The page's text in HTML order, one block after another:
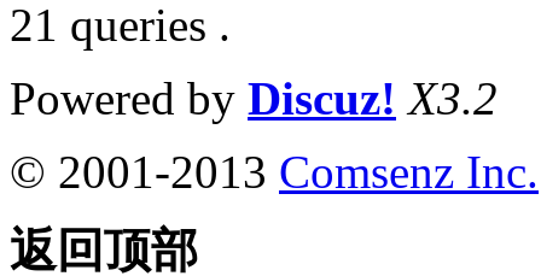
21 queries .
Powered by Discuz! X3.2
© 2001-2013 Comsenz Inc.
返回顶部